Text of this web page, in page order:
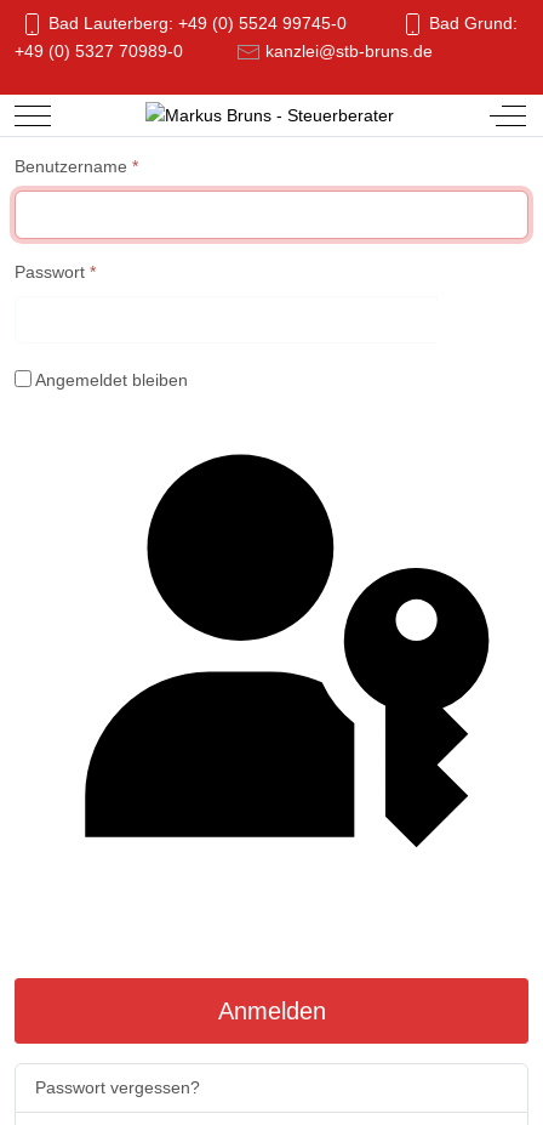
Bad Lauterberg: +49 (0) 5524 99745-0
Bad Grund:
+49 (0) 5327 70989-0
kanzlei@stb-bruns.de
Mobile Menu Toggle Off-
Benutzername *
Passwort *
Angemeldet bleiben
Anmelden
Passwort vergessen?